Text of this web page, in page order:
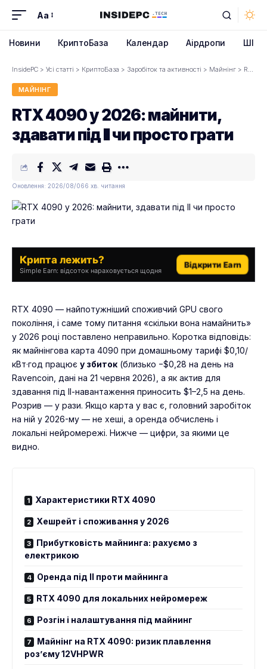
Font
Aa
Новини КриптоБаза Календар Аірдропи ШІ
InsidePC > Усі статті > КриптоБаза > Заробіток та активності > Майнінг > RTX 4090 у 2026: майнити, здавати під ІІ чи просто грати
МАЙНІНГ
RTX 4090 у 2026: майнити,
здавати під ІІ чи просто грати
Оновлення: 2026/08/066 хв. читання
Крипта лежить?
Simple Earn: відсоток нараховується щодня
Відкрити Earn
RTX 4090 — найпотужніший споживчий GPU свого
покоління, і саме тому питання «скільки вона намайнить»
у 2026 році поставлено неправильно. Коротка відповідь:
як майнінгова карта 4090 при домашньому тарифі $0,10/
кВт·год працює у збиток (близько −$0,28 на день на
Ravencoin, дані на 21 червня 2026), а як актив для
здавання під ІІ-навантаження приносить $1–2,5 на день.
Розрив — у рази. Якщо карта у вас є, головний заробіток
на ній у 2026-му — не хеші, а оренда обчислень і
локальні нейромережі. Нижче — цифри, за якими це
видно.
Характеристики RTX 4090
Хешрейт і споживання у 2026
Прибутковість майнинга: рахуємо з
електрикою
Оренда під ІІ проти майнинга
RTX 4090 для локальних нейромереж
Розгін і налаштування під майнинг
Майнінг на RTX 4090: ризик плавлення
роз’єму 12VHPWR